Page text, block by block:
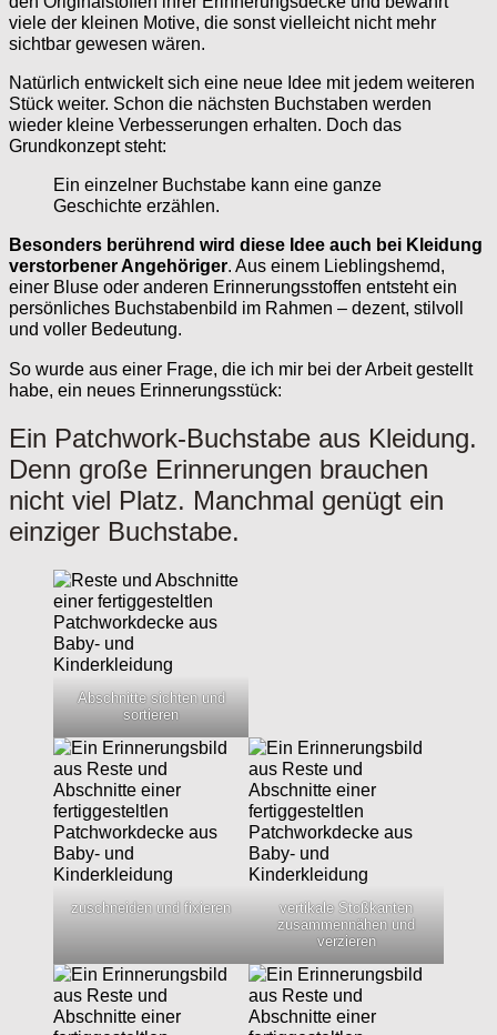
viele der kleinen Motive, die sonst vielleicht nicht mehr
sichtbar gewesen wären.
Natürlich entwickelt sich eine neue Idee mit jedem weiteren
Stück weiter. Schon die nächsten Buchstaben werden
wieder kleine Verbesserungen erhalten. Doch das
Grundkonzept steht:
Ein einzelner Buchstabe kann eine ganze
Geschichte erzählen.
Besonders berührend wird diese Idee auch bei Kleidung
verstorbener Angehöriger. Aus einem Lieblingshemd,
einer Bluse oder anderen Erinnerungsstoffen entsteht ein
persönliches Buchstabenbild im Rahmen – dezent, stilvoll
und voller Bedeutung.
So wurde aus einer Frage, die ich mir bei der Arbeit gestellt
habe, ein neues Erinnerungsstück:
Ein Patchwork-Buchstabe aus Kleidung.
Denn große Erinnerungen brauchen
nicht viel Platz. Manchmal genügt ein
einziger Buchstabe.
Abschnitte sichten und
sortieren
zuschneiden und fixieren
vertikale Stoßkanten
zusammennähen und
verzieren